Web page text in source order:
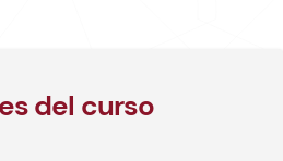
del curso